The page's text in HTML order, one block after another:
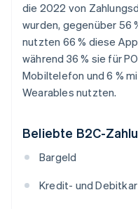
die 2022 von
wurden, gegenüber 56
nutzten 66 % diese
während 36 % sie für
Mobiltelefon und 6 %
Wearables nutzten.
Beliebte B2C-
Bargeld
Kredit- und